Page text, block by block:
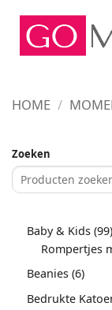
inhoud
HOME /
Zoeken
Baby & Kids 99
Rompertjes
Beanies 66
Bedrukte